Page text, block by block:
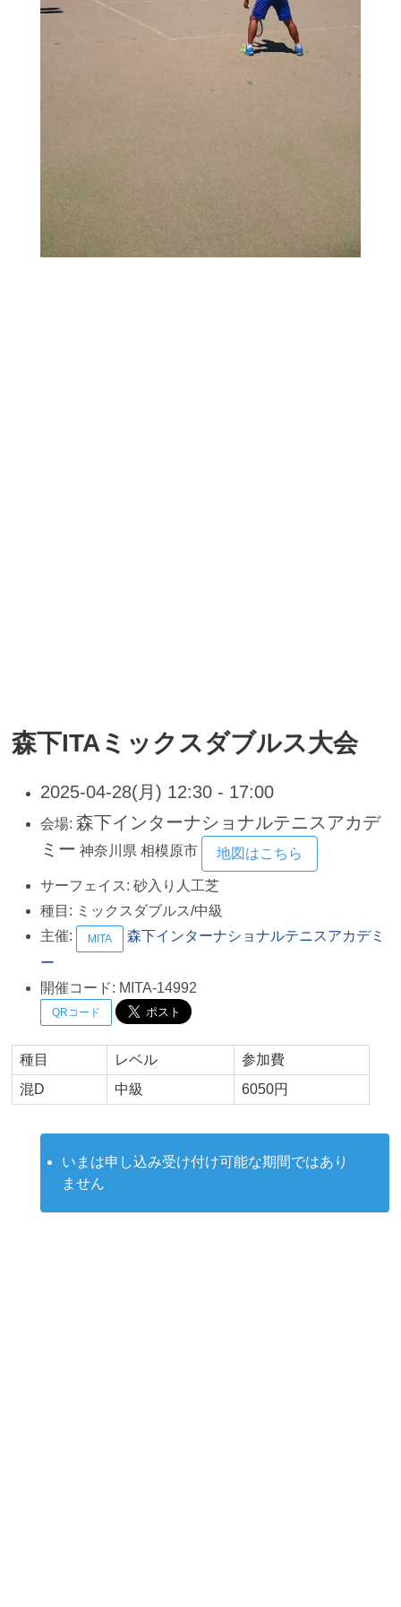
森下ITAミックスダブルス大会
2025-04-28(月) 12:30 - 17:00
会場: 森下インターナショナルテニスアカデ
ミー 神奈川県 相模原市 地図はこちら
サーフェイス: 砂入り人工芝
種目: ミックスダブルス/中級
主催:
MITA
森下インターナショナルテニスアカデミ
ー
開催コード: MITA-14992
QRコード
種目 レベル
参加費
混D
中級 6050円
いまは申し込み受け付け可能な期間ではあり
ません